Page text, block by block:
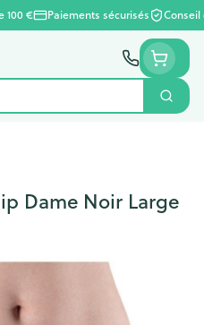
100 € Paiements sécurisés
Dame Noir Large